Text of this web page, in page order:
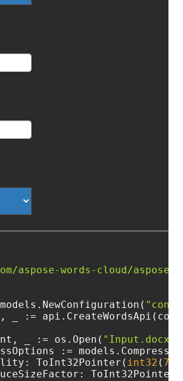
aspose-words-cloud/
_ :=
_ := os.Open( "Input.docx"
:=
ToInt32Pointer(
int32 ( 75
ToInt32Pointer(